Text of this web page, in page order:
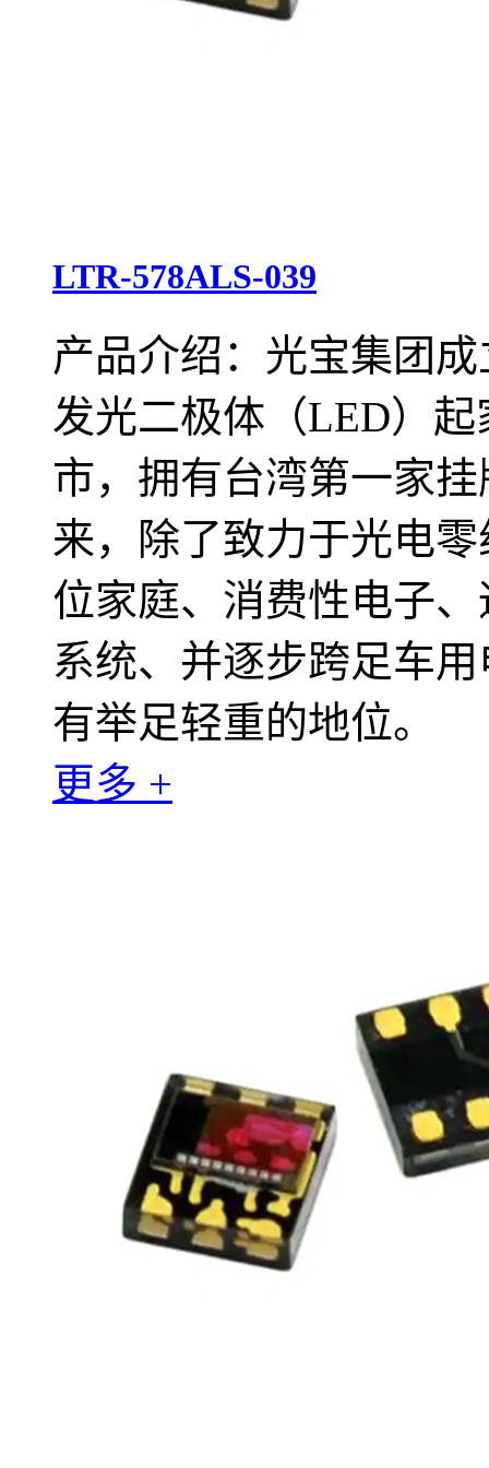
LTR-578ALS-039
产品介绍：光宝集团
发光二极体（LED）
市，拥有台湾第一家
来，除了致力于光电
位家庭、消费性电子
系统、并逐步跨足车
有举足轻重的地位。
更多 +